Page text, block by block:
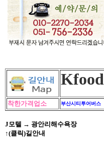
Kfood
착한가격업소 부산시티투어버스
J모텔 → 광안리해수욕장
↑(클릭)길안내